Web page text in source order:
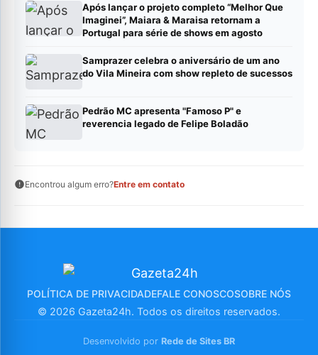
Após lançar o projeto completo “Melhor Que
Imaginei”, Maiara & Maraisa retornam a
Portugal para série de shows em agosto
Samprazer celebra o aniversário de um ano
do Vila Mineira com show repleto de sucessos
Pedrão MC apresenta "Famoso P" e
reverencia legado de Felipe Boladão
Encontrou algum erro?Entre em contato
POLÍTICA DE PRIVACIDADEFALE CONOSCOSOBRE NÓS
© 2026 Gazeta24h. Todos os direitos reservados.
Desenvolvido por Rede de Sites BR